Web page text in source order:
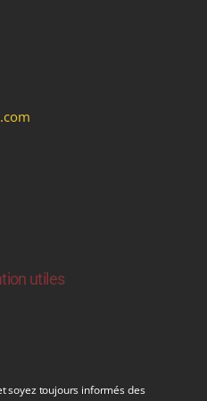
utiles
soyez toujours informés des